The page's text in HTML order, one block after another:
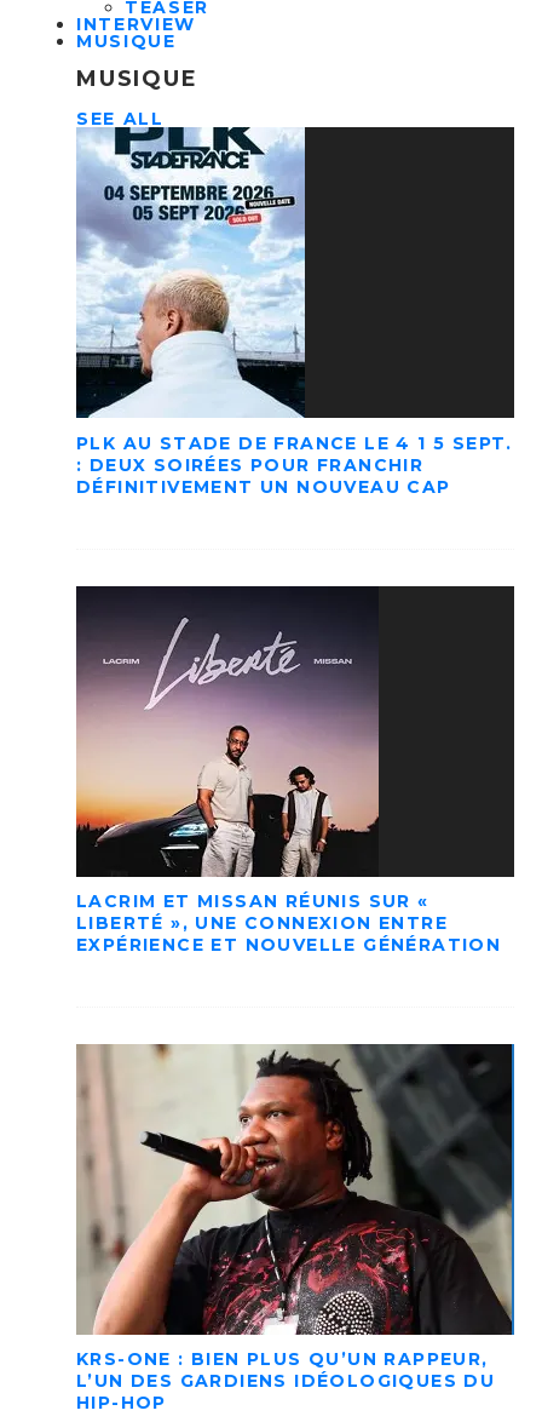
TEASER
INTERVIEW
MUSIQUE
MUSIQUE
SEE ALL
PLK AU STADE DE FRANCE LE 4 1 5 SEPT.
: DEUX SOIRÉES POUR FRANCHIR
DÉFINITIVEMENT UN NOUVEAU CAP
LACRIM ET MISSAN RÉUNIS SUR «
LIBERTÉ », UNE CONNEXION ENTRE
EXPÉRIENCE ET NOUVELLE GÉNÉRATION
KRS-ONE : BIEN PLUS QU’UN RAPPEUR,
L’UN DES GARDIENS IDÉOLOGIQUES DU
HIP-HOP